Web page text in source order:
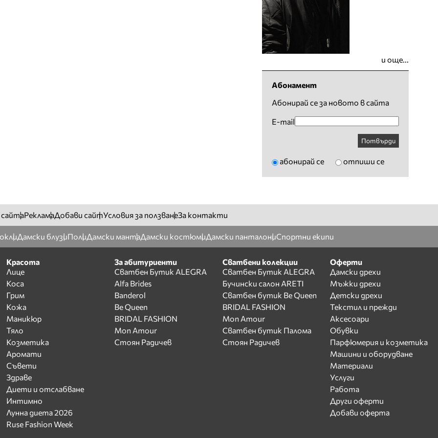
и още...
Абонамент
Абонирай се за новото в сайта
E-mail
Потвърди
абонирай се отпиши се
сайтаРекламаДобави сайтУсловия за ползванеЗа контакти
Дамски блузиПолиДамски мантаДамски костюмиДамски панталониСпортни екипи
Красота
Лице
Коса
Грим
Кожа
Маникюр
Тяло
Козметика
Аромати
Съвети
Здраве
Диети и отслабване
Интимно
Лунна диета 2026
Ruse Fashion Week
За абитуриенти
Сватбен Бутик ALEGRA
Alfa Brides
Banderol
Be Queen
BRIDAL FASHION
Mon Amour
Стоян Радичев
Сватбени колекции
Сватбен Бутик ALEGRA
Бучински салон ARETI
Сватбен бутик Be Queen
BRIDAL FASHION
Mon Amour
Сватбен бутик Палома
Стоян Радичев
Оферти
Дамски дрехи
Мъжки дрехи
Детски дрехи
Текстил и прежди
Аксесоари
Обувки
Парфюмерия и козметика
Машини и оборудване
Материали
Услуги
Работа
Други оферти
Добави оферта